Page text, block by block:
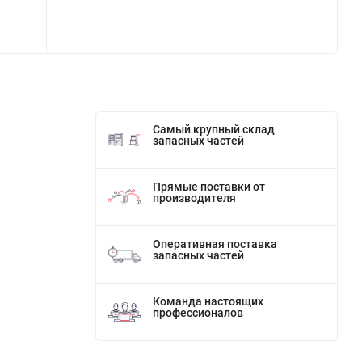
Самый крупный склад
запасных частей
Прямые поставки от
производителя
Оперативная поставка
запасных частей
Команда настоящих
профессионалов